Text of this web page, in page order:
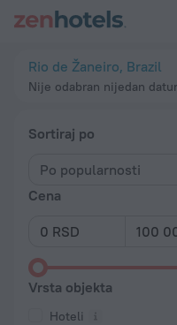
Rio de Žaneiro, Brazil
Nije odabran nijedan
Sortiraj po
Po popularnosti
Cena
Vrsta objekta
Hoteli
20 najboljih hotela